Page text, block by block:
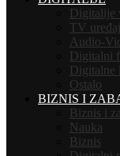
Digitalije
TV
Audio-
Digitalni
Digitalne
Ostalo
BIZNIS I
Biznis i
Nauka
Biznis